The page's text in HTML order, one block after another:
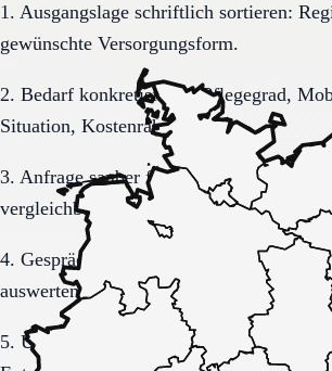
1. Ausgangslage schriftlich sortieren:
gewünschte Versorgungsform.
2. Bedarf konkretisieren: Pflegegrad,
Situation, Kostenrahmen.
3. Anfrage sauber formulieren, damit
vergleichbar bleiben.
4. Gespräche und Besichtigungen mit
auswerten.
5. Übergang, Kommunikation und Kosten